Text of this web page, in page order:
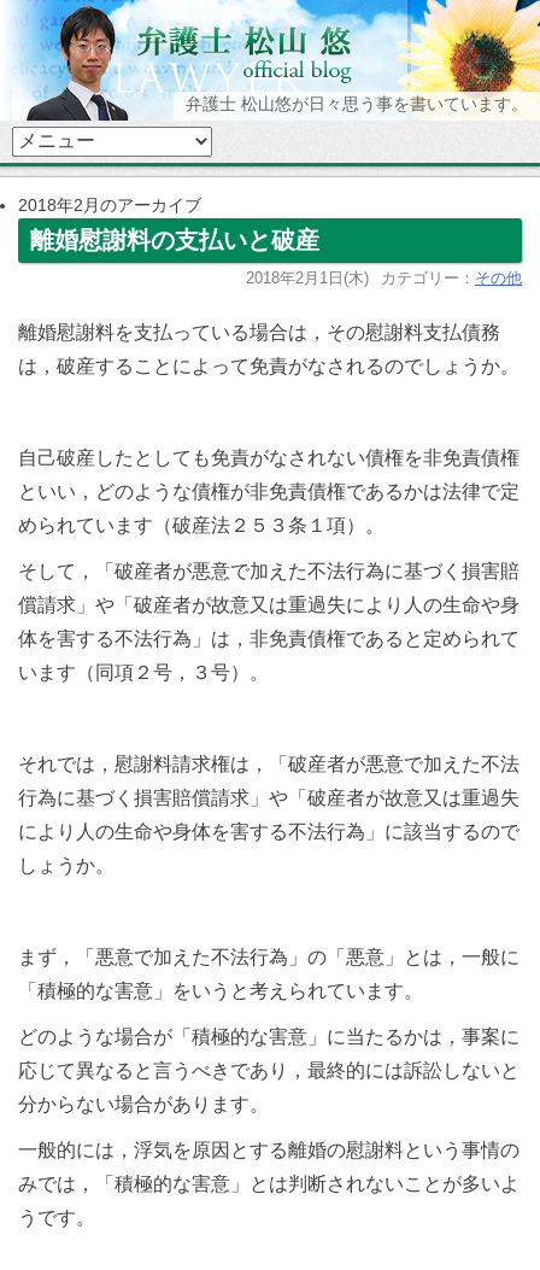
弁護士 松山悠が日々思う事を書いています。
2018年2月のアーカイブ
離婚慰謝料の支払いと破産
2018年2月1日(木) カテゴリー： その他
離婚慰謝料を支払っている場合は，その慰謝料支払債務
は，破産することによって免責がなされるのでしょうか。
自己破産したとしても免責がなされない債権を非免責債権
といい，どのような債権が非免責債権であるかは法律で定
められています（破産法２５３条１項）。
そして，「破産者が悪意で加えた不法行為に基づく損害賠
償請求」や「破産者が故意又は重過失により人の生命や身
体を害する不法行為」は，非免責債権であると定められて
います（同項２号，３号）。
それでは，慰謝料請求権は，「破産者が悪意で加えた不法
行為に基づく損害賠償請求」や「破産者が故意又は重過失
により人の生命や身体を害する不法行為」に該当するので
しょうか。
まず，「悪意で加えた不法行為」の「悪意」とは，一般に
「積極的な害意」をいうと考えられています。
どのような場合が「積極的な害意」に当たるかは，事案に
応じて異なると言うべきであり，最終的には訴訟しないと
分からない場合があります。
一般的には，浮気を原因とする離婚の慰謝料という事情の
みでは，「積極的な害意」とは判断されないことが多いよ
うです。